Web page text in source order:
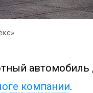
автомобиль
компании.